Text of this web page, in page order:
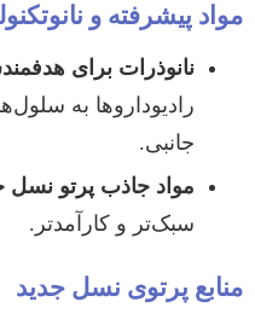
مواد پیشرفته و
نانوذرات برای
رادیوداروها به
جانبی.
مواد جاذب پرتو نسل
سبک‌تر و کارآمدتر.
منابع پرتوی نسل جدید